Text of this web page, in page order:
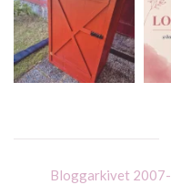
Bloggarkivet 2007-